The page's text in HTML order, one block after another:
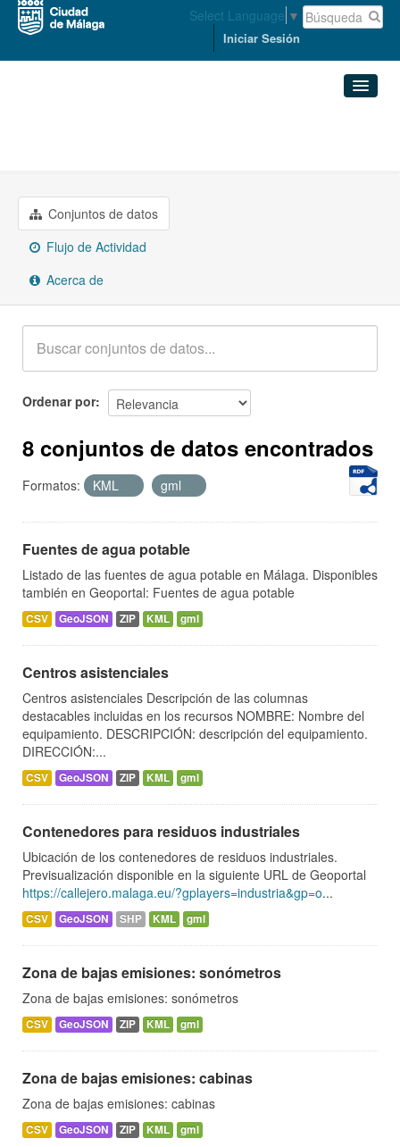
Select Language ▼
Iniciar Sesión
Grupos
Acerca de
Conjuntos de datos
Flujo de Actividad
Acerca de
Ordenar por
8 conjuntos de datos encontrados
Formatos: KML gml
Fuentes de agua potable
Listado de las fuentes de agua potable en Málaga. Disponibles
también en Geoportal: Fuentes de agua potable
CSV GeoJSON ZIP KML gml
Centros asistenciales
Centros asistenciales Descripción de las columnas
destacables incluidas en los recursos NOMBRE: Nombre del
equipamiento. DESCRIPCIÓN: descripción del equipamiento.
DIRECCIÓN:...
CSV GeoJSON ZIP KML gml
Contenedores para residuos industriales
Ubicación de los contenedores de residuos industriales.
Previsualización disponible en la siguiente URL de Geoportal
https://callejero.malaga.eu/?gplayers=industria&gp=o...
CSV GeoJSON SHP KML gml
Zona de bajas emisiones: sonómetros
Zona de bajas emisiones: sonómetros
CSV GeoJSON ZIP KML gml
Zona de bajas emisiones: cabinas
Zona de bajas emisiones: cabinas
CSV GeoJSON ZIP KML gml